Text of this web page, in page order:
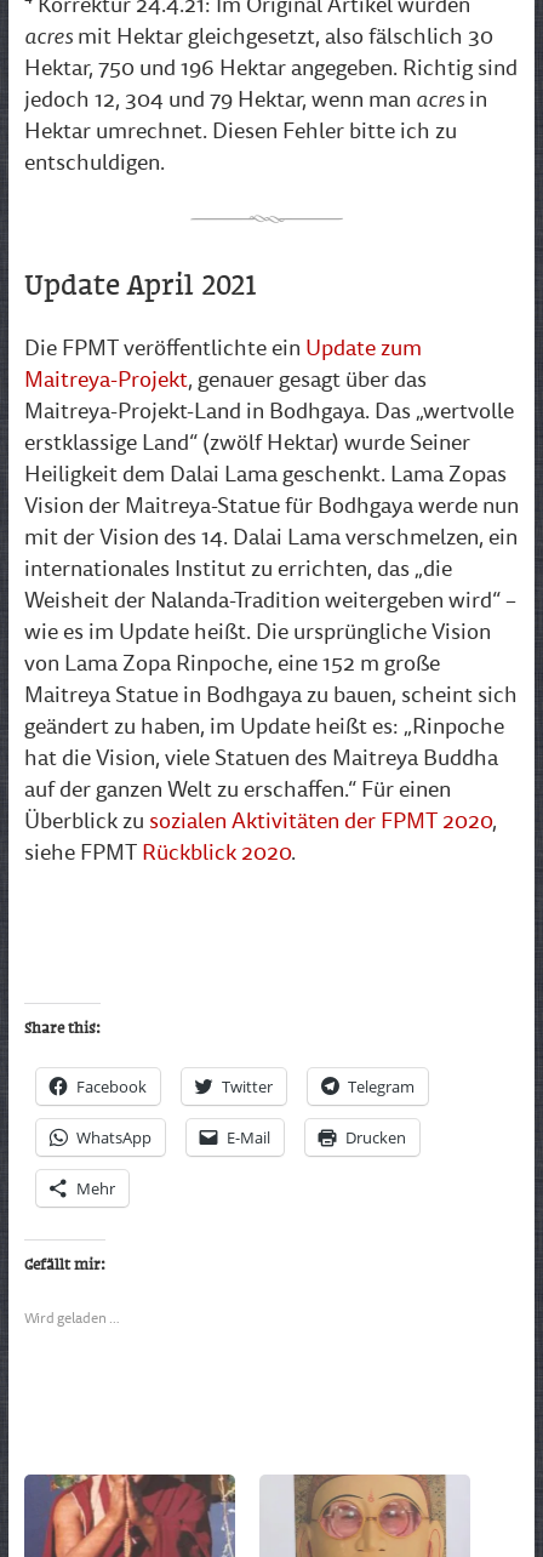
acresmit Hektar gleichgesetzt, also fälschlich 30
Hektar, 750 und 196 Hektar angegeben. Richtig sind
jedoch 12, 304 und 79 Hektar, wenn man acresin
Hektar umrechnet. Diesen Fehler bitte ich zu
entschuldigen.
Update April 2021
Die FPMT veröffentlichte ein Update zum
Maitreya-Projekt, genauer gesagt über das
Maitreya-Projekt-Land in Bodhgaya. Das „wertvolle
erstklassige Land“ (zwölf Hektar) wurde Seiner
Heiligkeit dem Dalai Lama geschenkt. Lama Zopas
Vision der Maitreya-Statue für Bodhgaya werde nun
mit der Vision des 14. Dalai Lama verschmelzen, ein
internationales Institut zu errichten, das „die
Weisheit der Nalanda-Tradition weitergeben wird“ –
wie es im Update heißt. Die ursprüngliche Vision
von Lama Zopa Rinpoche, eine 152 m große
Maitreya Statue in Bodhgaya zu bauen, scheint sich
geändert zu haben, im Update heißt es: „Rinpoche
hat die Vision, viele Statuen des Maitreya Buddha
auf der ganzen Welt zu erschaffen.“ Für einen
Überblick zu sozialen Aktivitäten der FPMT 2020,
siehe FPMTRückblick 2020.
Share this:
Facebook Twitter Telegram
WhatsApp E-Mail Drucken
Mehr
Gefällt mir:
Wird geladen …